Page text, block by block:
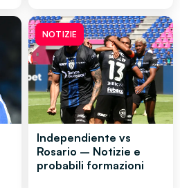
NOTIZIE
Independiente vs
Rosario – Notizie e
probabili formazioni